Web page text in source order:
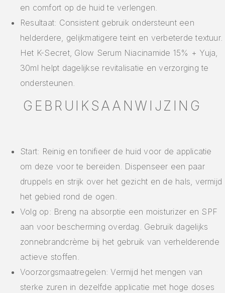
en comfort op de huid te verlengen.
Resultaat: Consistent gebruik ondersteunt een
helderdere, gelijkmatigere teint en verbeterde textuur.
Het K-Secret, Glow Serum Niacinamide 15% + Yuja,
30ml helpt dagelijkse revitalisatie en verzorging te
ondersteunen.
GEBRUIKSAANWIJZING
Start: Reinig en tonifieer de huid voor de applicatie
om deze voor te bereiden. Dispenseer een paar
druppels en strijk over het gezicht en de hals, vermijd
het gebied rond de ogen.
Volg op: Breng na absorptie een moisturizer en SPF
aan voor bescherming overdag. Gebruik dagelijks
zonnebrandcrème bij het gebruik van verhelderende
actieve stoffen.
Voorzorgsmaatregelen: Vermijd het mengen van
sterke zuren in dezelfde applicatie met hoge doses